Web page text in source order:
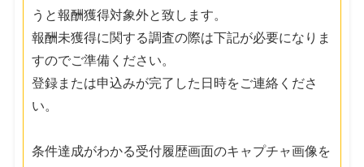
うと報酬獲得対象外と致します。
報酬未獲得に関する調査の際は下記が必要になりま
すのでご準備ください。
登録または申込みが完了した日時をご連絡くださ
い。
条件達成がわかる受付履歴画面のキャプチャ画像を